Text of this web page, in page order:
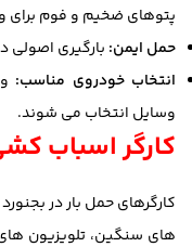
پتوهای ضخیم و فوم
حمل ایمن: بارگیری
انتخاب خودروی مناسب:
وسایل انتخاب می شوند.
کارگر اسباب
کارگرهای حمل بار در
های سنگین، تلویزیون